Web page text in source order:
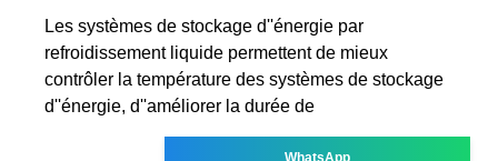
Les systèmes de stockage d''énergie par
refroidissement liquide permettent de mieux
contrôler la température des systèmes de stockage
d''énergie, d''améliorer la durée de
WhatsApp